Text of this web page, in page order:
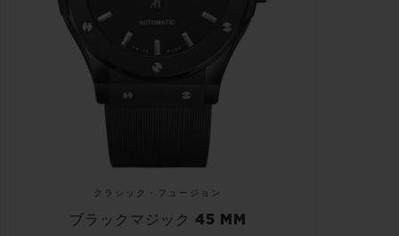
クラシック・フュージョン
ブラックマジック 45 MM